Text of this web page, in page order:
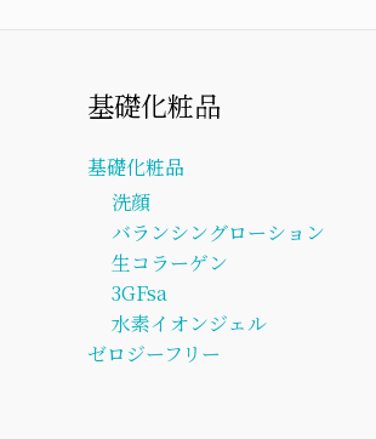
基礎化粧品
基礎化粧品
洗顔
バランシングローション
生コラーゲン
3GFsa
水素イオンジェル
ゼロジーフリー